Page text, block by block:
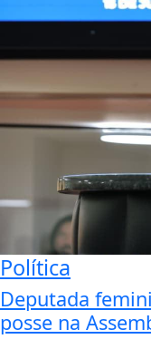
Política
Deputada
posse na